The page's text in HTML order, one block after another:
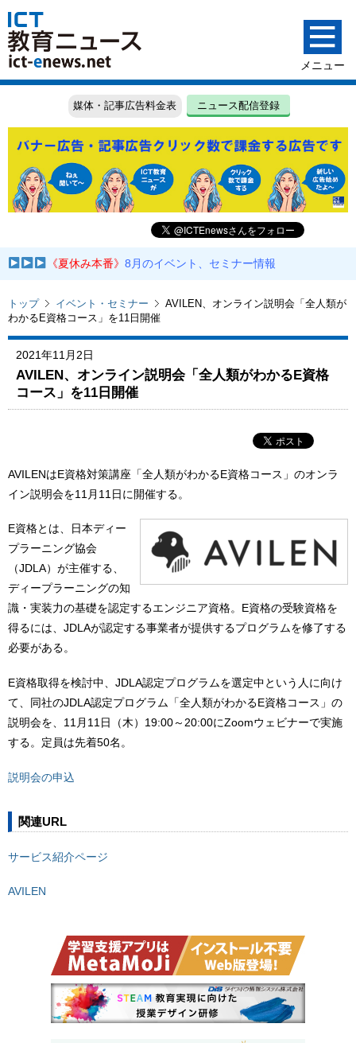
媒体・記事広告料金表 ニュース配信登録
《夏休み本番》8月のイベント、セミナー情報
トップ イベント・セミナー
AVILEN、オンライン説明会「全人類が
わかるE資格コース」を11日開催
2021年11月2日
AVILEN、オンライン説明会「全人類がわかるE資格
コース」を11日開催
AVILENはE資格対策講座「全人類がわかるE資格コース」のオンラ
イン説明会を11月11日に開催する。
E資格とは、日本ディー
プラーニング協会
（JDLA）が主催する、
ディープラーニングの知
識・実装力の基礎を認定するエンジニア資格。E資格の受験資格を
得るには、JDLAが認定する事業者が提供するプログラムを修了する
必要がある。
E資格取得を検討中、JDLA認定プログラムを選定中という人に向け
て、同社のJDLA認定プログラム「全人類がわかるE資格コース」の
説明会を、11月11日（木）19:00～20:00にZoomウェビナーで実施
する。定員は先着50名。
説明会の申込
関連URL
サービス紹介ページ
AVILEN